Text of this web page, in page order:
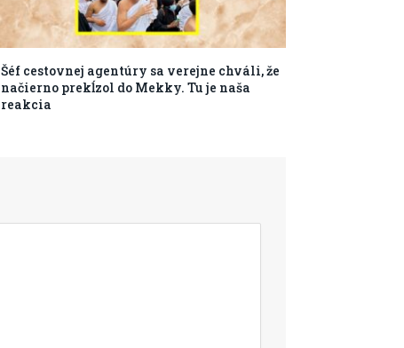
Šéf cestovnej agentúry sa verejne chváli, že
načierno prekĺzol do Mekky. Tu je naša
reakcia